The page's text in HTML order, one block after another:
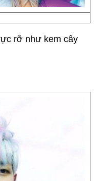
rỡ như kem cây